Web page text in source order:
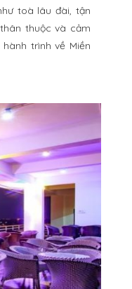
toà lâu đài, tận
thuộc và cảm
trình về Miền